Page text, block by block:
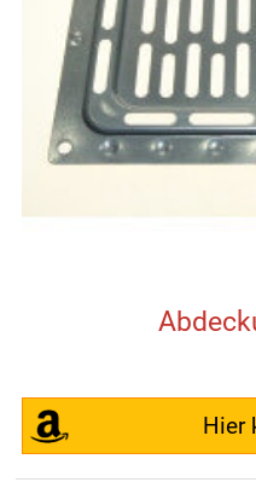
Hier